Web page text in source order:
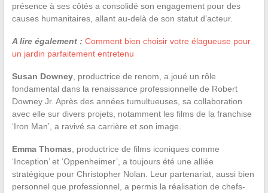
présence à ses côtés a consolidé son engagement pour des
causes humanitaires, allant au-delà de son statut d’acteur.
A lire également : Comment bien choisir votre élagueuse pour
un jardin parfaitement entretenu
Susan Downey, productrice de renom, a joué un rôle
fondamental dans la renaissance professionnelle de Robert
Downey Jr. Après des années tumultueuses, sa collaboration
avec elle sur divers projets, notamment les films de la franchise
‘Iron Man’, a ravivé sa carrière et son image.
Emma Thomas , productrice de films iconiques comme
‘Inception’ et ‘Oppenheimer’, a toujours été une alliée
stratégique pour Christopher Nolan. Leur partenariat, aussi bien
personnel que professionnel, a permis la réalisation de chefs-